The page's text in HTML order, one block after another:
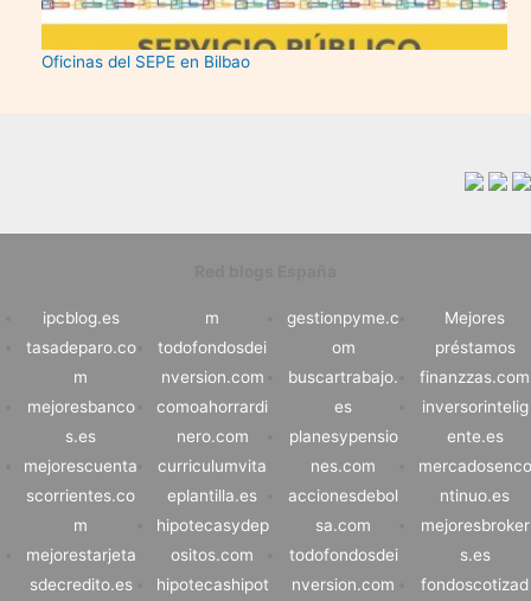
Oficinas del SEPE en Bilbao
ipcblog.es
tasadeparo.co
m
mejoresbanco
s.es
mejorescuenta
scorrientes.co
m
mejorestarjeta
sdecredito.es
m
todofondosdei
nversion.com
comoahorrardi
nero.com
curriculumvita
eplantilla.es
hipotecasydep
ositos.com
hipotecashipot
gestionpyme.c
om
buscartrabajo.
es
planesypensio
nes.com
accionesdebol
sa.com
todofondosdei
nversion.com
Mejores
préstamos
finanzzas.com
inversorintelig
ente.es
mercadosenco
ntinuo.es
mejoresbroker
s.es
fondoscotizad